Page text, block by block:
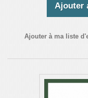
Ajouter
Ajouter à ma liste